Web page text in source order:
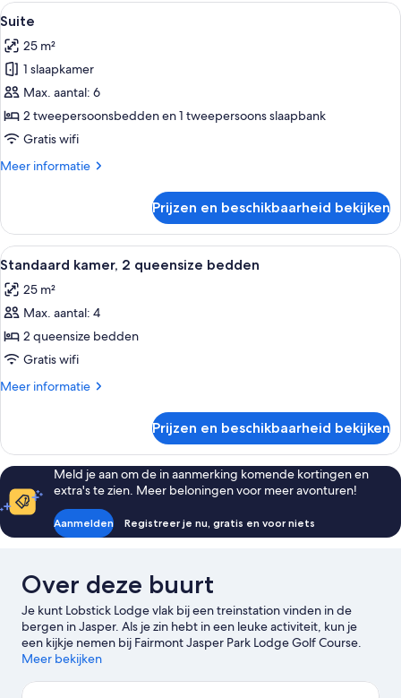
Alle
foto's
voor
Suite
laden
Een knus woongedeelte met een
7
Suite
25 m²
1 slaapkamer
Max. aantal: 6
2 tweepersoonsbedden en 1 tweepersoons slaapbank
Gratis wifi
Meer informatie
Meer
Prijzen en beschikbaarheid bekijken
Alle
foto's
voor
Standaard
kamer,
2
queensize
Een binnenzwembad met een
3
Standaard kamer, 2 queensize bedden
25 m²
Max. aantal: 4
2 queensize bedden
Gratis wifi
Meer informatie
Meer
kamer,
2
queensize
bedden
Prijzen en beschikbaarheid bekijken
Meld je aan om de in aanmerking komende kortingen en
extra's te zien. Meer beloningen voor meer avonturen!
Aanmelden Registreer je nu, gratis en voor niets
Over deze buurt
Je kunt Lobstick Lodge vlak bij een treinstation vinden in de
bergen in Jasper. Als je zin hebt in een leuke activiteit, kun je
een kijkje nemen bij Fairmont Jasper Park Lodge Golf Course.
Geniet je liever op een rustige manier van de natuur? Ga dan
geweldige langlaufmogelijkheden, ski-ervaringen en
Meer bekijken